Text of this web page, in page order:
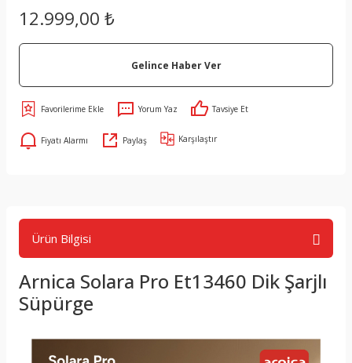
12.999,00 ₺
Gelince Haber Ver
Yorum Yaz Tavsiye Et
Fiyatı Alarmı Paylaş Karşılaştır
Ürün Bilgisi
Arnica Solara Pro Et13460 Dik Şarjlı
Süpürge